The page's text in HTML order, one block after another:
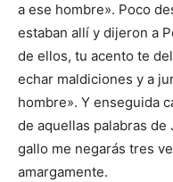
a ese hombre». Poco
estaban allí y dijeron a
de ellos, tu acento te
echar maldiciones y a
hombre». Y enseguida
de aquellas palabras de
gallo me negarás tres
amargamente.